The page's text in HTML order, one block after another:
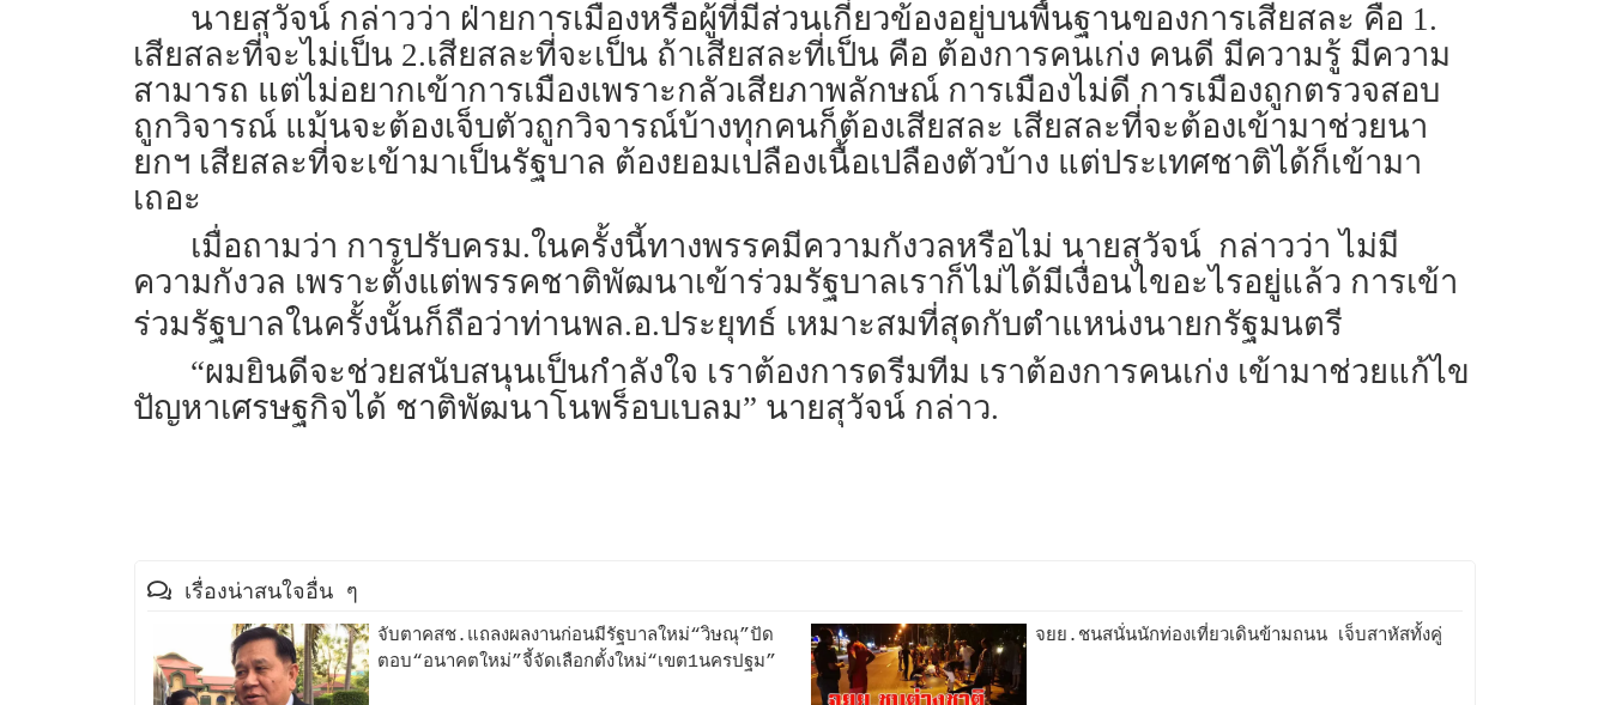
นายสุวัจน์ กล่าวว่า ฝ่ายการเมืองหรือผู้ที่มีส่วนเกี่ยวข้องอยู่บนพื้นฐานของการเสียสละ คือ 1.
เสียสละที่จะไม่เป็น 2.เสียสละที่จะเป็น ถ้าเสียสละที่เป็น คือ ต้องการคนเก่ง คนดี มีความรู้ มีความ
สามารถ แต่ไม่อยากเข้าการเมืองเพราะกลัวเสียภาพลักษณ์ การเมืองไม่ดี การเมืองถูกตรวจสอบ
ถูกวิจารณ์ แม้นจะต้องเจ็บตัวถูกวิจารณ์บ้างทุกคนก็ต้องเสียสละ เสียสละที่จะต้องเข้ามาช่วยนา
ยกฯ เสียสละที่จะเข้ามาเป็นรัฐบาล ต้องยอมเปลืองเนื้อเปลืองตัวบ้าง แต่ประเทศชาติได้ก็เข้ามา
เถอะ
เมื่อถามว่า การปรับครม.ในครั้งนี้ทางพรรคมีความกังวลหรือไม่ นายสุวัจน์ กล่าวว่า ไม่มี
ความกังวล เพราะตั้งแต่พรรคชาติพัฒนาเข้าร่วมรัฐบาลเราก็ไม่ได้มีเงื่อนไขอะไรอยู่แล้ว การเข้า
ร่วมรัฐบาลในครั้งนั้นก็ถือว่าท่านพล.อ.ประยุทธ์ เหมาะสมที่สุดกับตำแหน่งนายกรัฐมนตรี
“ผมยินดีจะช่วยสนับสนุนเป็นกำลังใจ เราต้องการดรีมทีม เราต้องการคนเก่ง เข้ามาช่วยแก้ไข
ปัญหาเศรษฐกิจได้ ชาติพัฒนาโนพร็อบเบลม” นายสุวัจน์ กล่าว.
เรื่องน่าสนใจอื่น ๆ
จับตาคสช.แถลงผลงานก่อนมีรัฐบาลใหม่“วิษณุ”ปัด
ตอบ“อนาคตใหม่”จี้จัดเลือกตั้งใหม่“เขต1นครปฐม”
จยย.ชนสนั่นนักท่องเที่ยวเดินข้ามถนน เจ็บสาหัสทั้งคู่